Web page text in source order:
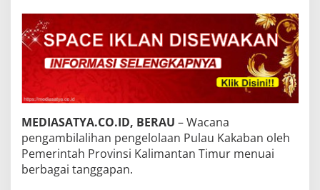
MEDIASATYA.CO.ID, BERAU – Wacana
pengambilalihan pengelolaan Pulau Kakaban oleh
Pemerintah Provinsi Kalimantan Timur menuai
berbagai tanggapan.